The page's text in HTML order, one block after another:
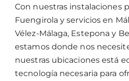
Con nuestras instalaciones
Fuengirola y servicios en
Vélez-Málaga, Estepona y
estamos donde nos
nuestras ubicaciones está
tecnología necesaria para